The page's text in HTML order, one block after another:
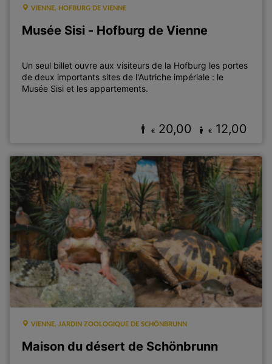
VIENNE, HOFBURG DE VIENNE
Musée Sisi - Hofburg de Vienne
Un seul billet ouvre aux visiteurs de la Hofburg les portes
de deux importants sites de l'Autriche impériale : le
Musée Sisi et les appartements.
€ 20,00 € 12,00
VIENNE, JARDIN ZOOLOGIQUE DE SCHÖNBRUNN
Maison du désert de Schönbrunn